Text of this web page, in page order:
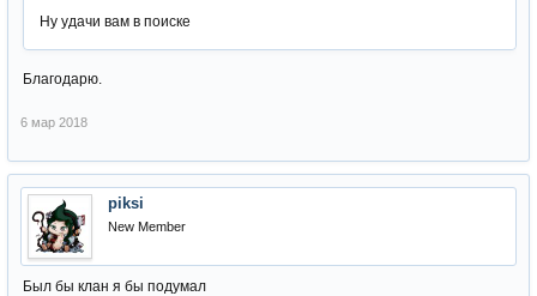
Ну удачи вам в поиске
Благодарю.
6 мар 2018
piksi
New Member
Был бы клан я бы подумал